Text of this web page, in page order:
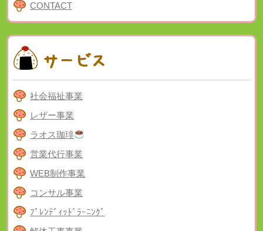
CONTACT
社会福祉事業
レザー事業
ラオス珈琲
営業代行事業
WEB制作事業
コンサル事業
ﾌﾞﾚﾝﾃﾞｨｯﾄﾞﾗｰﾆﾝｸﾞ